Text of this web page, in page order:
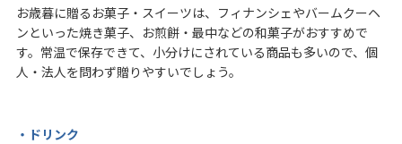
お歳暮に贈るお菓子・スイーツは、フィナンシェやバームクーヘ
ンといった焼き菓子、お煎餅・最中などの和菓子がおすすめで
す。常温で保存できて、小分けにされている商品も多いので、個
人・法人を問わず贈りやすいでしょう。
・ドリンク